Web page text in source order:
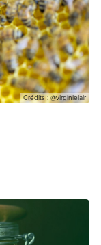
Crédits : @virginielair